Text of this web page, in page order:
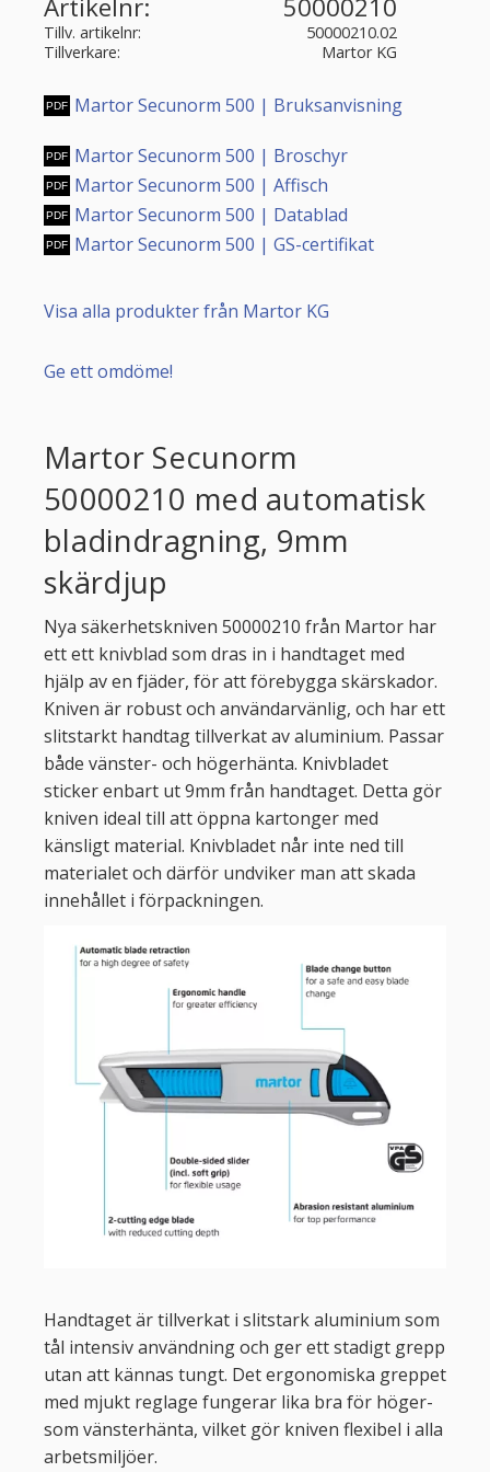
Artikelnr 50000210
Tillv. artikelnr
50000210.02
Tillverkare
Martor KG
Martor Secunorm 500 | Bruksanvisning
Martor Secunorm 500 | Broschyr
Martor Secunorm 500 | Affisch
Martor Secunorm 500 | Datablad
Martor Secunorm 500 | GS-certifikat
Visa alla produkter från Martor KG
Ge ett omdöme!
Martor Secunorm
50000210 med automatisk
bladindragning, 9mm
skärdjup
Nya säkerhetskniven 50000210 från Martor har
ett ett knivblad som dras in i handtaget med
hjälp av en fjäder, för att förebygga skärskador.
Kniven är robust och användarvänlig, och har ett
slitstarkt handtag tillverkat av aluminium. Passar
både vänster- och högerhänta. Knivbladet
sticker enbart ut 9mm från handtaget. Detta gör
kniven ideal till att öppna kartonger med
känsligt material. Knivbladet når inte ned till
materialet och därför undviker man att skada
innehållet i förpackningen.
Handtaget är tillverkat i slitstark aluminium som
tål intensiv användning och ger ett stadigt grepp
utan att kännas tungt. Det ergonomiska greppet
med mjukt reglage fungerar lika bra för höger-
som vänsterhänta, vilket gör kniven flexibel i alla
arbetsmiljöer.